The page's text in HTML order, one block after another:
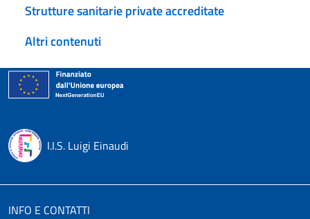
Strutture sanitarie private accreditate
Altri contenuti
I.I.S. Luigi Einaudi
INFO E CONTATTI